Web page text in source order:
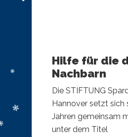
Hilfe für die
Nachbarn
Die STIFTUNG
Hannover setzt sich
Jahren gemeinsam
unter dem Titel